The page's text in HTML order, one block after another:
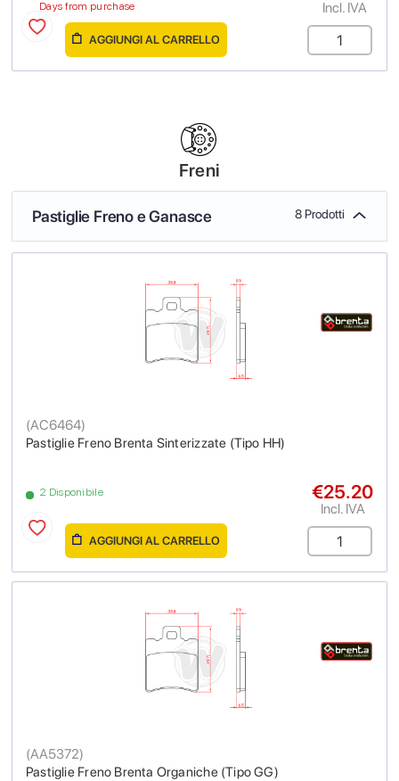
Days from purchase Incl. IVA
AGGIUNGI AL CARRELLO
Freni
Pastiglie Freno e Ganasce 8 Prodotti
Pastiglie Freno Brenta Sinterizzate (Tipo HH)
(AC6464)
2 Disponibile €25.20
Incl. IVA
AGGIUNGI AL CARRELLO
Pastiglie Freno Brenta Organiche (Tipo GG)
(AA5372)